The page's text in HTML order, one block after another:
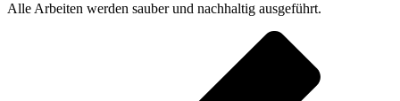
Alle Arbeiten werden sauber und nachhaltig ausgeführt.